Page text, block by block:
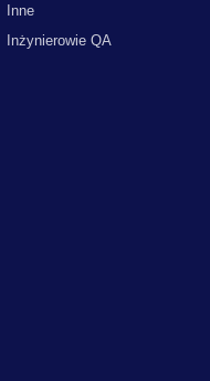
Inne
Inżynierowie QA